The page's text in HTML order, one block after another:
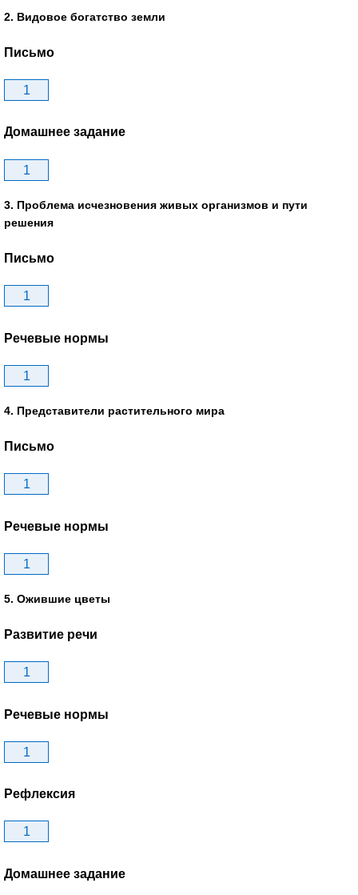
2. Видовое богатство земли
Письмо
1
Домашнее задание
1
3. Проблема исчезновения живых организмов и пути
решения
Письмо
1
Речевые нормы
1
4. Представители растительного мира
Письмо
1
Речевые нормы
1
5. Ожившие цветы
Развитие речи
1
Речевые нормы
1
Рефлексия
1
Домашнее задание